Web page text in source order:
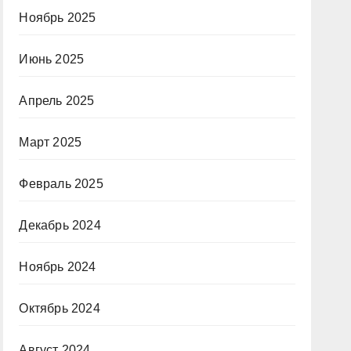
Ноябрь 2025
Июнь 2025
Апрель 2025
Март 2025
Февраль 2025
Декабрь 2024
Ноябрь 2024
Октябрь 2024